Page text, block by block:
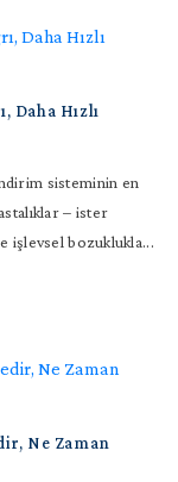
Daha Hızlı
sisteminin en
– ister
işlevsel bozuklukla...
Ne Zaman